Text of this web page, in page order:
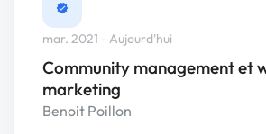
mar. 2021 - Aujourd'hui
Community management et
marketing
Benoit Poillon